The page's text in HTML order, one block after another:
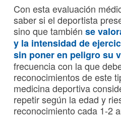
Con esta evaluación
saber si el deportista
sino que también se
y la intensidad de
sin poner en peligro su
frecuencia con la que
reconocimientos de este
medicina deportiva
repetir según la edad y
reconocimiento cada 1-2